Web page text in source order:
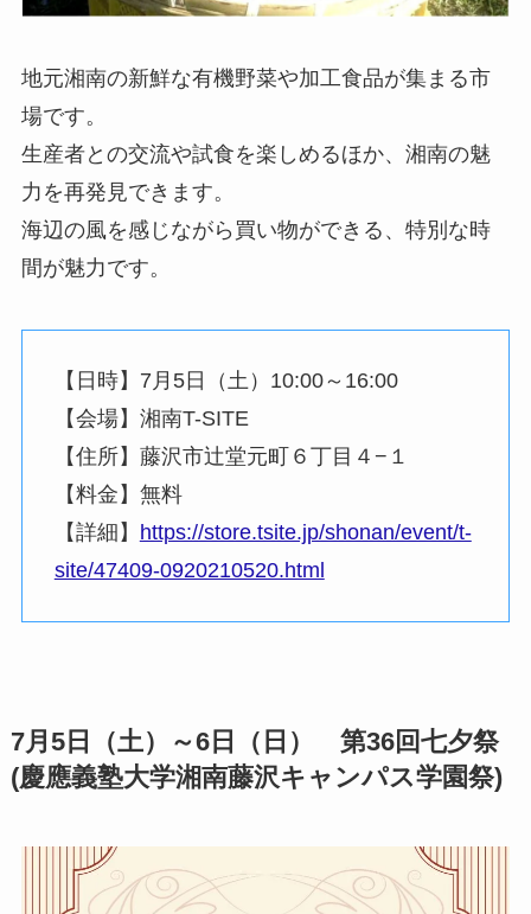
地元湘南の新鮮な有機野菜や加工食品が集まる市
場です。
生産者との交流や試食を楽しめるほか、湘南の魅
力を再発見できます。
海辺の風を感じながら買い物ができる、特別な時
間が魅力です。
【日時】7月5日（土）10:00～16:00
【会場】湘南T-SITE
【住所】藤沢市辻堂元町６丁目４−１
【料金】無料
【詳細】
https://store.tsite.jp/shonan/event/t-
site/47409-0920210520.html
7月5日（土）～6日（日） 第36回七夕祭
(慶應義塾大学湘南藤沢キャンパス学園祭)